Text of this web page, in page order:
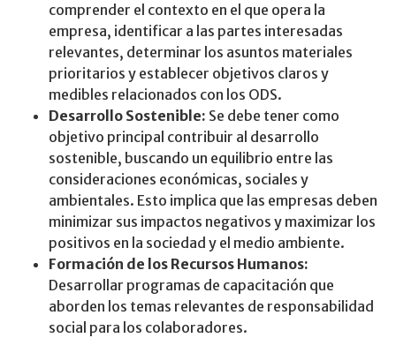
comprender el contexto en el que opera la
empresa, identificar a las partes interesadas
relevantes, determinar los asuntos materiales
prioritarios y establecer objetivos claros y
medibles relacionados con los ODS.
Desarrollo Sostenible: Se debe tener como
objetivo principal contribuir al desarrollo
sostenible, buscando un equilibrio entre las
consideraciones económicas, sociales y
ambientales. Esto implica que las empresas deben
minimizar sus impactos negativos y maximizar los
positivos en la sociedad y el medio ambiente.
Formación de los Recursos Humanos:
Desarrollar programas de capacitación que
aborden los temas relevantes de responsabilidad
social para los colaboradores.